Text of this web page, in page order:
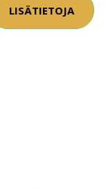
LISÄTIETOJA